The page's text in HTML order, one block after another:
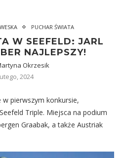
PUCHAR ŚWIATA
W SEEFELD: JARL
NAJLEPSZY!
Okrzesik
2024
w pierwszym konkursie,
Triple. Miejsca na podium
Graabak, a także Austriak